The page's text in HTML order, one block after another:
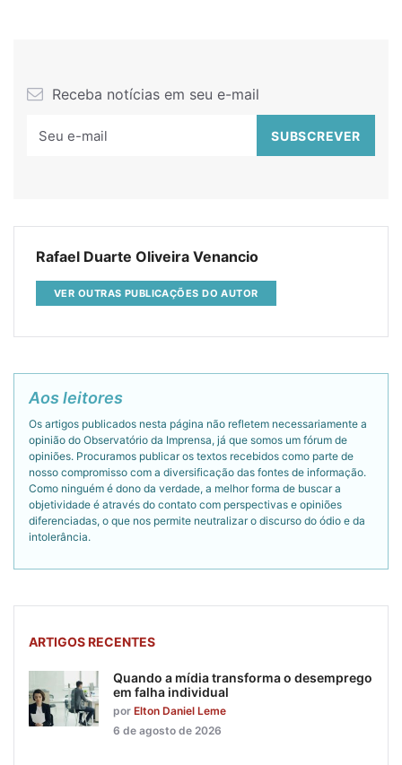
Receba notícias em seu e-mail
Rafael Duarte Oliveira Venancio
VER OUTRAS PUBLICAÇÕES DO AUTOR
Aos leitores
Os artigos publicados nesta página não refletem necessariamente a
opinião do Observatório da Imprensa, já que somos um fórum de
opiniões. Procuramos publicar os textos recebidos como parte de
nosso compromisso com a diversificação das fontes de informação.
Como ninguém é dono da verdade, a melhor forma de buscar a
objetividade é através do contato com perspectivas e opiniões
diferenciadas, o que nos permite neutralizar o discurso do ódio e da
intolerância.
ARTIGOS RECENTES
Quando a mídia transforma o desemprego
em falha individual
por Elton Daniel Leme
6 de agosto de 2026